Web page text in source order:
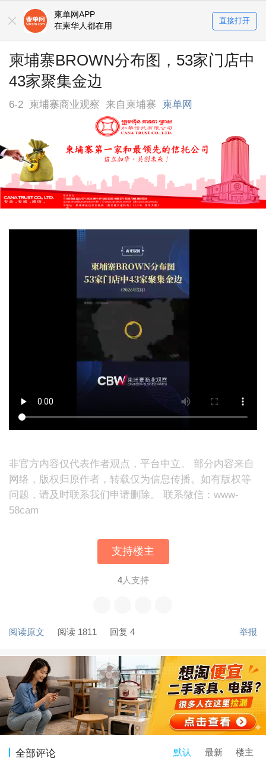
柬单网APP
在柬华人都在用
直接打开
柬埔寨BROWN分布图，53家门店中
43家聚集金边
6-2 柬埔寨商业观察 来自柬埔寨 柬单网
非官方内容仅代表作者观点，平台中立。 部分内容来自
网络，版权归原作者，转载仅为信息传播。如有版权等
问题，请及时联系我们申请删除。 联系微信：www-
58cam
支持楼主
4人支持
阅读原文 阅读 1811 回复 4 举报
全部评论 默认 最新 楼主